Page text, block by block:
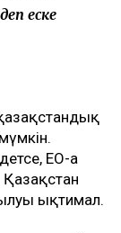
еске
ЕО-ға
ықтимал.